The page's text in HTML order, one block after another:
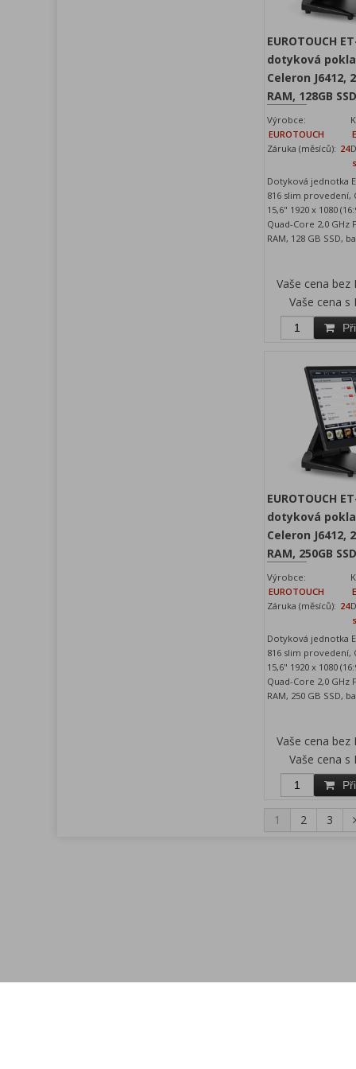
EUROTOUCH
dotyková
Celeron J6412,
RAM, 128GB SSD
Výrobce:
EUROTOUCH
Záruka (měsíců): 24
Dotyková jednotka
816 slim provedení,
15,6" 1920 x 1080
Quad-Core 2,0 GHz
RAM, 128 GB SSD,
Vaše cena bez
Vaše cena s
EUROTOUCH
dotyková
Celeron J6412,
RAM, 250GB SSD
Výrobce:
EUROTOUCH
Záruka (měsíců): 24
Dotyková jednotka
816 slim provedení,
15,6" 1920 x 1080
Quad-Core 2,0 GHz
RAM, 250 GB SSD,
Vaše cena bez
Vaše cena s
1 2 3